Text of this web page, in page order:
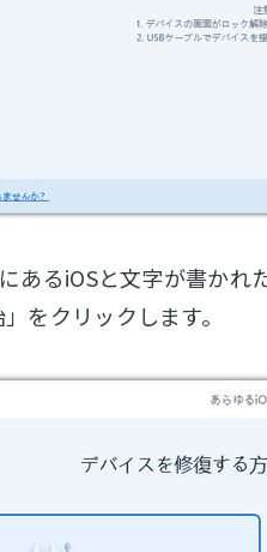
あるiOSと文字が書か
をクリックします。